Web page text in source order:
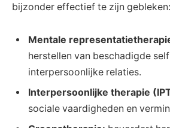
bijzonder effectief te zijn gebleken:
Mentale
herstellen van beschadigde
interpersoonlijke relaties.
Interpersoonlijke therapie
sociale vaardigheden en